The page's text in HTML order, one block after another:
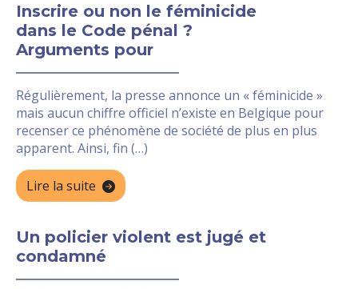
Inscrire ou non le féminicide
dans le Code pénal ?
Arguments pour
Régulièrement, la presse annonce un « féminicide »
mais aucun chiffre officiel n’existe en Belgique pour
recenser ce phénomène de société de plus en plus
apparent. Ainsi, fin (…)
Lire la suite
Un policier violent est jugé et
condamné